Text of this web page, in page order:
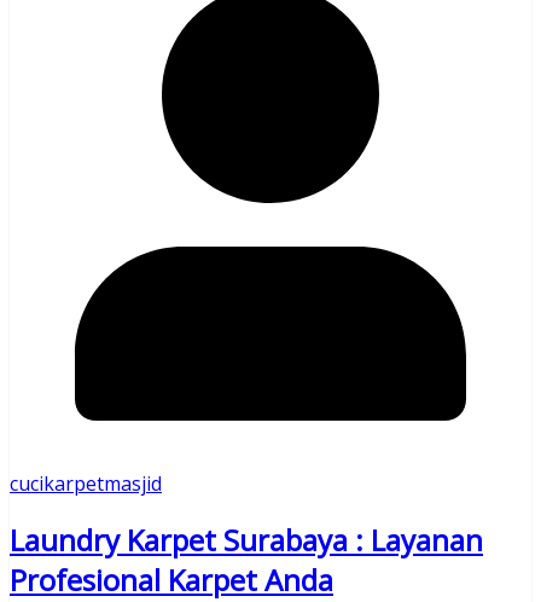
cucikarpetmasjid
Laundry Karpet Surabaya : Layanan
Profesional Karpet Anda